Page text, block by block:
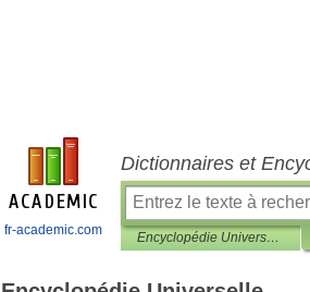
fr-academic.com
Dictionnaires et
Encyclopédie Universelle